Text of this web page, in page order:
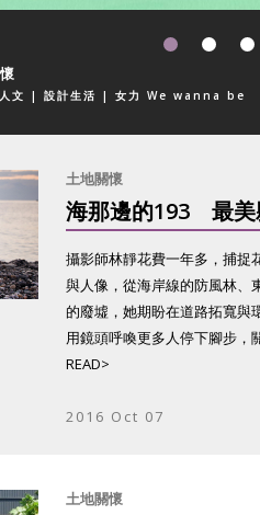
文 | 設計生活 | 女力 We wanna be
土地關懷
海那邊的193 最美
攝影師林靜花費一年多，捕捉
與人像，從海岸線的防風林、
的廢墟，她期盼在道路拓寬與
用鏡頭呼喚更多人停下腳步，
READ>
2016 Oct 07
土地關懷